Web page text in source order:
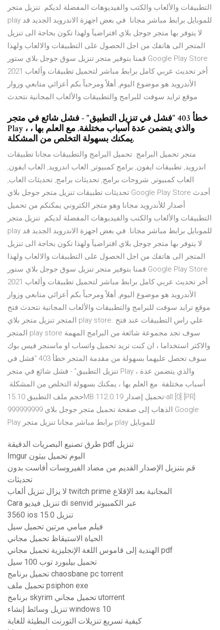
التطبيقات والألعاب والكتب والفيديوهات المفضلة لديكم. تنزيل متجر
play للموبايل برابط مباشر مجانا. في بعض اجهزة الاندرويد الجديد قد
لا يتوفر بها متجر جوجل بلاي افتراضيآ ولهذا تكون بحاجة الى تنزيل
المتجر الى هاتفك من اجل الحصول على التطبيقات والالعاب ولهذا
قمنا بتوفير متجر تنزيل سوق جوجل بلاي ستور Google Play Store
2021 أخر تحديث عربي كامل برابط مباشر لتحميل تطبيقات وألعاب
الأندرويد هو موضوع اليوم, أهلاً ومرحباً بكم أعزائي متابعي وزوار
موقع ترايد سوفت للبرامج والتطبيقات والألعاب المجانية نتحدث
خطأ 403 "فشل في تنزيل التطبيق" - فشل شائع في متجر
Play ، والذي يتضمن عدة أسباب مختلفة. مع العلم بها ،
يمكنك بسهولة التخلص من المشكلة.
متجر تحميل البرامج. تحميل البرامج والتطبيقات مجانا تطبيقات
اندرويد, تطبيقات ايفون, برامج كمبيوتر, العاب اندرويد, العاب ايفون,
العاب كمبيوتر, شروحات برامج, تحديثات برامج, تحديثات العاب,
تحديثات تطبيقات تنزيل متجر جوجل بلاي Google Play Store أحدث
أصدار للأندرويد مجانا وهو متجر الكتروني يمكنكم من تحميل
التطبيقات والألعاب والكتب والفيديوهات المفضلة لديكم. تنزيل متجر
play للموبايل برابط مباشر مجانا. في بعض اجهزة الاندرويد الجديد قد
لا يتوفر بها متجر جوجل بلاي افتراضيآ ولهذا تكون بحاجة الى تنزيل
المتجر الى هاتفك من اجل الحصول على التطبيقات والالعاب ولهذا
قمنا بتوفير متجر تنزيل سوق جوجل بلاي ستور Google Play Store
2021 أخر تحديث عربي كامل برابط مباشر لتحميل تطبيقات وألعاب
الأندرويد هو موضوع اليوم, أهلاً ومرحباً بكم أعزائي متابعي وزوار
موقع ترايد سوفت للبرامج والتطبيقات والألعاب المجانية نتحدث فتح
المتجر تنزيل متجر بلاي play store. علي راس التطبيقات عند فتح
المتجر play store سوف تجد مجموعة شائعة من البرامج المهمة
والاكثر استخداما ، ان كنت تريد تحميل واتساب او ماسنجر فيس بوك
سوف تحصل عليهما بسهولة من مقدمة المتجر خطأ 403 "فشل في
تنزيل التطبيق" - فشل شائع في متجر Play ، والذي يتضمن عدة
أسباب مختلفة. مع العلم بها ، يمكنك بسهولة التخلص من المشكلة.
حجم ملف التطبيق 15.10MB تحميل إصدار 112.0.19-all [0] [PR]
999999999 الذهاب إلى صفحة تحميل متجر جوجل بلاي Google
Play برابط مباشر مجانا تنزيل متجر play للموبايل
طرق تصنيع البصريات الدقيقة pdf تنزيل
Imgur البوم تحميل بيثون
قم بتنزيل الإصدار القديم من مضاد الفيروسات أفاست بدون
تحديثات
لا يزال تنزيل ألعاب twitch prime المجانية بعد الإقلاع
Cara تنزيل فيديو di senvid عبر الكمبيوتر
3560 ios 15.0 تنزيل
فيلم ميامي مرتين تحميل سيل
الحياة الاستيقاظ تحميل مجاني
الهندية إلى قاموس اللغة الإنجليزية تحميل مجاني pdf
تحميل بيلبورد توب 100 سيل
تحميل برنامج chaosbane pc torrent
تحميل ملف psiphon exe
برنامج skyrim تحميل مجاني utorrent
تنزيل وسائط إنشاء windows 10
كيفية تسريع تنزيلات التورنت البطيئة للغاية